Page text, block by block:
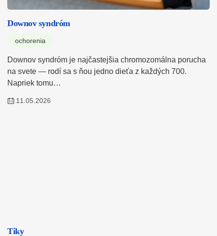
Downov syndróm
ochorenia
Downov syndróm je najčastejšia chromozomálna porucha
na svete — rodí sa s ňou jedno dieťa z každých 700.
Napriek tomu…
11.05.2026
Tiky